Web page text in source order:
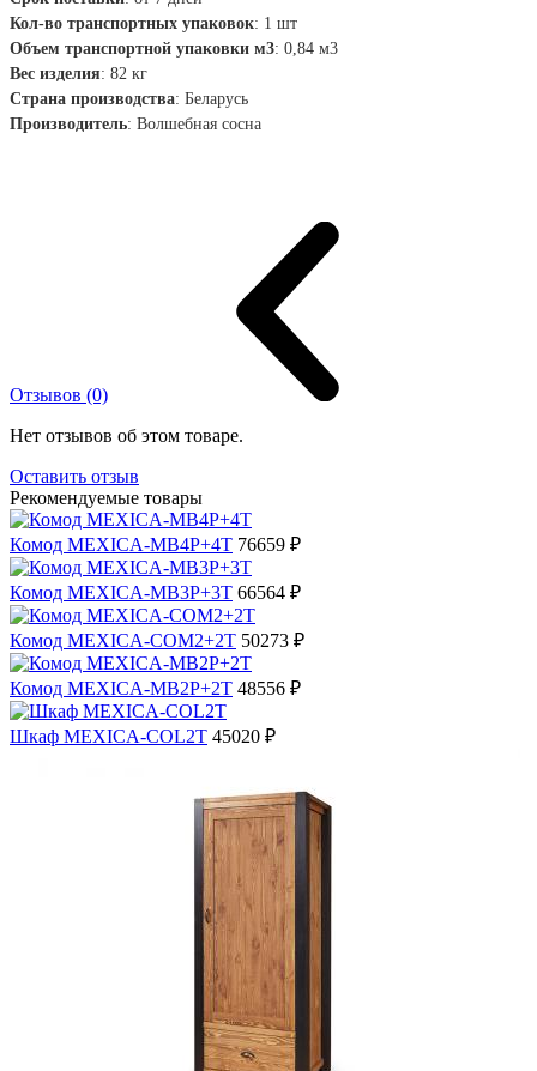
Кол-во транспортных упаковок: 1 шт
Объем транспортной упаковки м3: 0,84 м3
Вес изделия: 82 кг
Страна производства: Беларусь
Производитель: Волшебная сосна
Отзывов (0)
Нет отзывов об этом товаре.
Оставить отзыв
Рекомендуемые товары
Комод MEXICA-MB4P+4T 76659 ₽
Комод MEXICA-MB3P+3T 66564 ₽
Комод MEXICA-COM2+2T 50273 ₽
Комод MEXICA-MB2P+2T 48556 ₽
Шкаф MEXICA-COL2T 45020 ₽